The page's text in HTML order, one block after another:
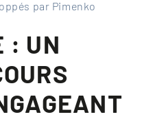
par Pimenko
: UN